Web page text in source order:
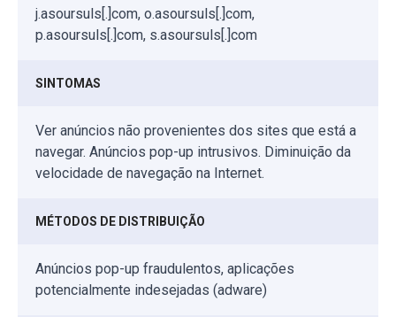
j.asoursuls[.]com, o.asoursuls[.]com,
p.asoursuls[.]com, s.asoursuls[.]com
SINTOMAS
Ver anúncios não provenientes dos sites que está a
navegar. Anúncios pop-up intrusivos. Diminuição da
velocidade de navegação na Internet.
MÉTODOS DE DISTRIBUIÇÃO
Anúncios pop-up fraudulentos, aplicações
potencialmente indesejadas (adware)